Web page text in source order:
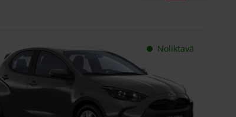
Noliktavā